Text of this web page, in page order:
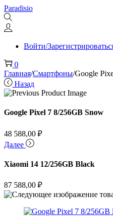
Перейти
к
навигации
Перейти
к
содержимому
Paradisio
Войти/
0
Главная/Смартфоны/Google
Назад
Google Pixel 7 8/256GB Snow
48 588,00 ₽
Далее
Xiaomi 14 12/256GB Black
87 588,00 ₽